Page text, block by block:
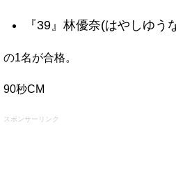
『39』林優奈(はやしゆう
の1名が合格。
90秒CM
スポンサーリンク